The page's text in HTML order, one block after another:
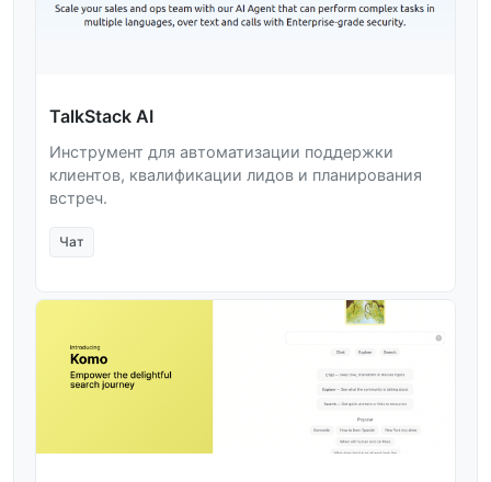
TalkStack AI
Инструмент для автоматизации поддержки
клиентов, квалификации лидов и планирования
встреч.
Чат